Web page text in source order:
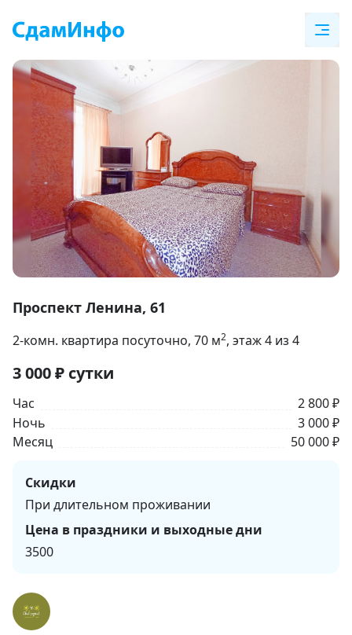
1
16
Проспект Ленина, 61
2-комн. квартира посуточно, 70 м2, этаж 4 из 4
3 000₽ сутки
Час
2 800 ₽
Ночь
3 000 ₽
Месяц
50 000 ₽
Скидки
При длительном проживании
Цена в праздники и выходные дни
3500